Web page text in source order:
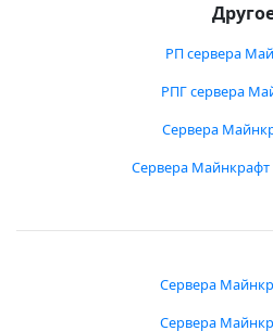
РП сервера
РПГ сервера
Сервера
Сервера
Сервера
Сервера